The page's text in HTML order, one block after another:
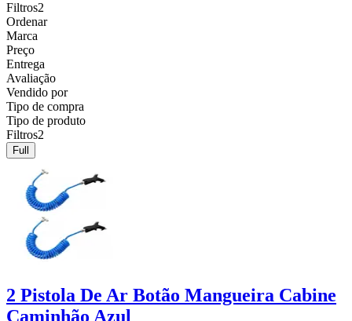
Filtros2
Ordenar
Marca
Preço
Entrega
Avaliação
Vendido por
Tipo de compra
Tipo de produto
Filtros2
Full
2 Pistola De Ar Botão Mangueira Cabine
Caminhão Azul